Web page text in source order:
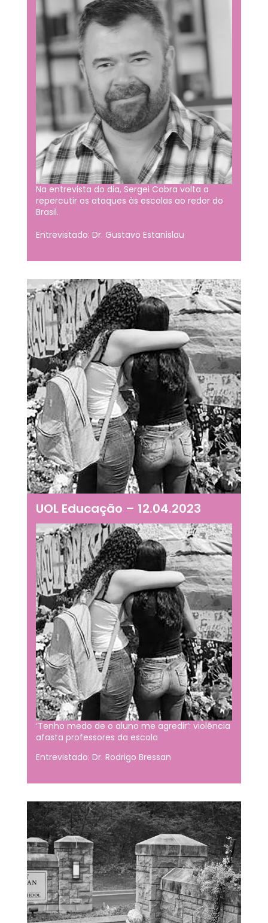
Na entrevista do dia, Sergei Cobra volta a
repercutir os ataques às escolas ao redor do
Brasil.
Entrevistado: Dr. Gustavo Estanislau
UOL Educação – 12.04.2023
‘Tenho medo de o aluno me agredir’: violência
afasta professores da escola
Entrevistado: Dr. Rodrigo Bressan